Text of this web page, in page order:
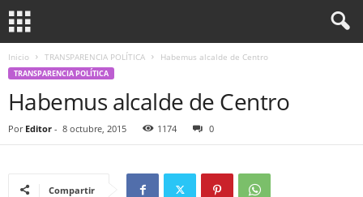
Inicio TRANSPARENCIA POLÍTICA Habemus alcalde de Centro
TRANSPARENCIA POLÍTICA
Habemus alcalde de Centro
Por Editor - 8 octubre, 2015 1174 0
Compartir